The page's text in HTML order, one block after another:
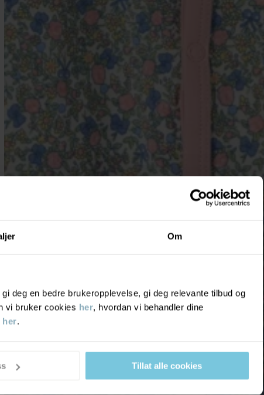
Om
deg en bedre brukeropplevelse, gi deg relevante tilbud og
vi bruker cookies her, hvordan vi behandler dine
her.
Tillat alle cookies